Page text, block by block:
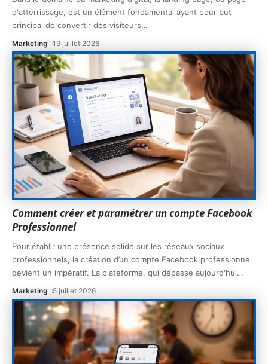
d'atterrissage, est un élément fondamental ayant pour but
principal de convertir des visiteurs…
Marketing 19 juillet 2026
Comment créer et paramétrer un compte Facebook
Professionnel
Pour établir une présence solide sur les réseaux sociaux
professionnels, la création d’un compte Facebook professionnel
devient un impératif. La plateforme, qui dépasse aujourd'hui…
Marketing 5 juillet 2026